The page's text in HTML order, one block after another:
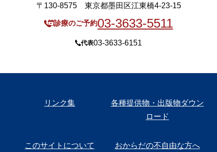
〒130-8575 東京都墨田区江東橋4-23-15
診療のご予約03-3633-5511
代表03-3633-6151
リンク集
各種提供物・出版物ダウン
ロード
このサイトについて おからだの不自由な方へ